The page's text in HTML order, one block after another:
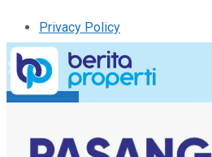
Privacy Policy
Kirim Tulisan